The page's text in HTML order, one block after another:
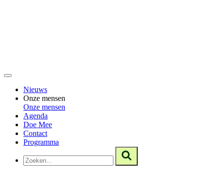
Nieuws
Onze mensen
Onze mensen
Agenda
Doe Mee
Contact
Programma